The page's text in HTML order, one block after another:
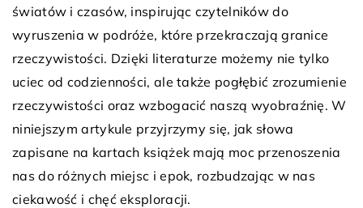
światów i czasów, inspirując czytelników do
wyruszenia w podróże, które przekraczają granice
rzeczywistości. Dzięki literaturze możemy nie tylko
uciec od codzienności, ale także pogłębić zrozumienie
rzeczywistości oraz wzbogacić naszą wyobraźnię. W
niniejszym artykule przyjrzymy się, jak słowa
zapisane na kartach książek mają moc przenoszenia
nas do różnych miejsc i epok, rozbudzając w nas
ciekawość i chęć eksploracji.